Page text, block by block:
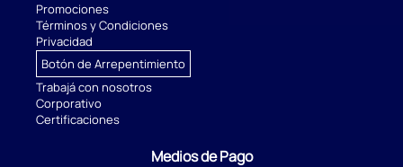
Promociones
Términos y Condiciones
Privacidad
Botón de Arrepentimiento
Trabajá con nosotros
Corporativo
Certificaciones
Medios de Pago